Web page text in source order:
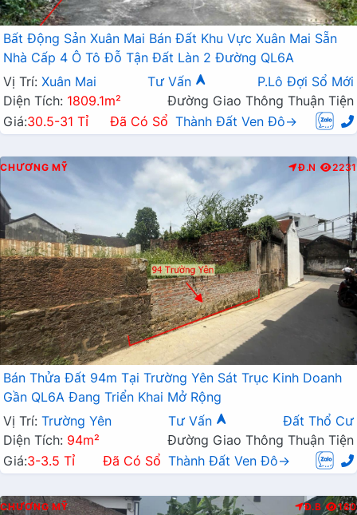
Bất Động Sản Xuân Mai Bán Đất Khu Vực Xuân Mai Sẵn
Nhà Cấp 4 Ô Tô Đỗ Tận Đất Làn 2 Đường QL6A
Vị Trí: Xuân Mai Tư Vấn
P.Lô Đợi Sổ Mới
Diện Tích: 1809.1m²
Đường Giao Thông Thuận Tiện
Giá:30.5-31 Tỉ Đã Có Sổ Thành Đất Ven Đô→
CHƯƠNG MỸ Đ.N 2231
Bán Thửa Đất 94m Tại Trường Yên Sát Trục Kinh Doanh
Gần QL6A Đang Triển Khai Mở Rộng
Vị Trí: Trường Yên Tư Vấn
Đất Thổ Cư
Diện Tích: 94m²
Đường Giao Thông Thuận Tiện
Giá:3-3.5 Tỉ Đã Có Sổ Thành Đất Ven Đô→
CHƯƠNG MỸ Đ.B 180